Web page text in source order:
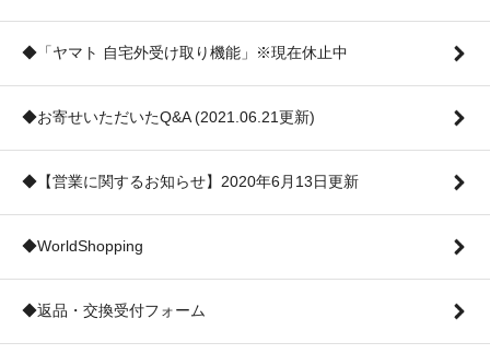
◆「ヤマト 自宅外受け取り機能」※現在休止中
◆お寄せいただいたQ&A (2021.06.21更新)
◆【営業に関するお知らせ】2020年6月13日更新
◆WorldShopping
◆返品・交換受付フォーム